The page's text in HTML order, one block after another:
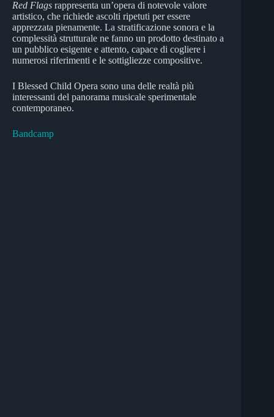
Red Flags rappresenta un’opera di notevole valore
artistico, che richiede ascolti ripetuti per essere
apprezzata pienamente. La stratificazione sonora e la
complessità strutturale ne fanno un prodotto destinato a
un pubblico esigente e attento, capace di cogliere i
numerosi riferimenti e le sottigliezze compositive.
I Blessed Child Opera sono una delle realtà più
interessanti del panorama musicale sperimentale
contemporaneo.
Bandcamp